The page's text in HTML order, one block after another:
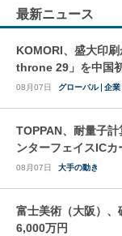
最新ニュース
KOMORI、盛大印
throne 29」を中国
08月07日 グローバル 企業
TOPPAN、耐量子
ンターフェイスICカ
08月07日 大手の動き
富士美術（大阪）
6,000万円